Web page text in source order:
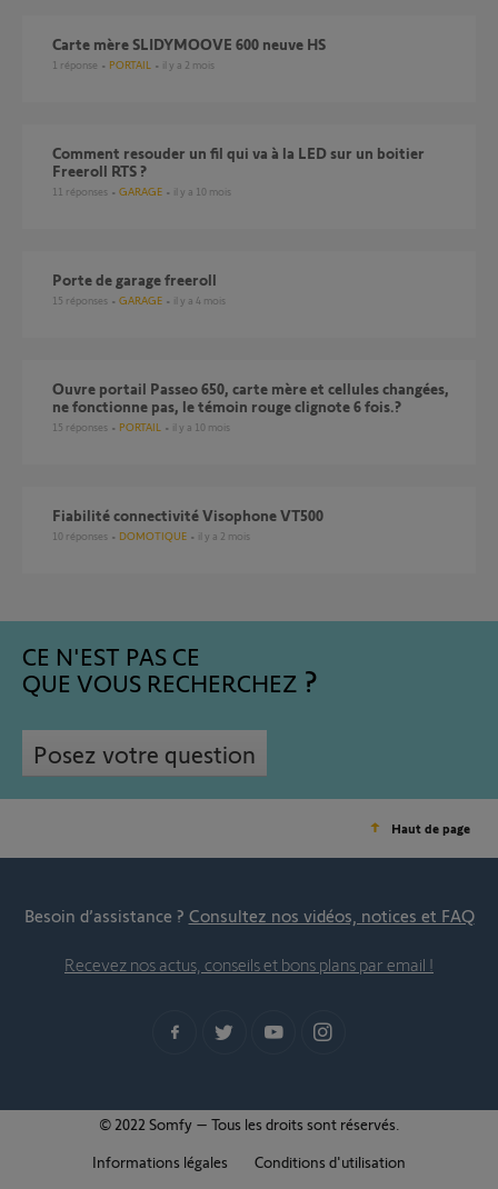
carte mère SLIDYMOOVE 600 neuve HS
1 réponse PORTAIL il y a 2 mois
Comment resouder un fil qui va à la LED sur un boitier
Freeroll RTS ?
11 réponses GARAGE il y a 10 mois
porte de garage freeroll
15 réponses GARAGE il y a 4 mois
Ouvre portail Passeo 650, carte mère et cellules changées,
ne fonctionne pas, le témoin rouge clignote 6 fois.?
15 réponses PORTAIL il y a 10 mois
Fiabilité connectivité Visophone VT500
10 réponses DOMOTIQUE il y a 2 mois
CE N'EST PAS CE
QUE VOUS RECHERCHEZ
Posez votre question
Haut de page
Besoin d’assistance ? Consultez nos vidéos, notices et FAQ
Recevez nos actus, conseils et bons plans par email !
© 2022 Somfy – Tous les droits sont réservés.
Informations légales
Conditions d'utilisation